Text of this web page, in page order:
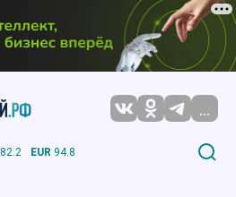
...
82.2 EUR 94.8